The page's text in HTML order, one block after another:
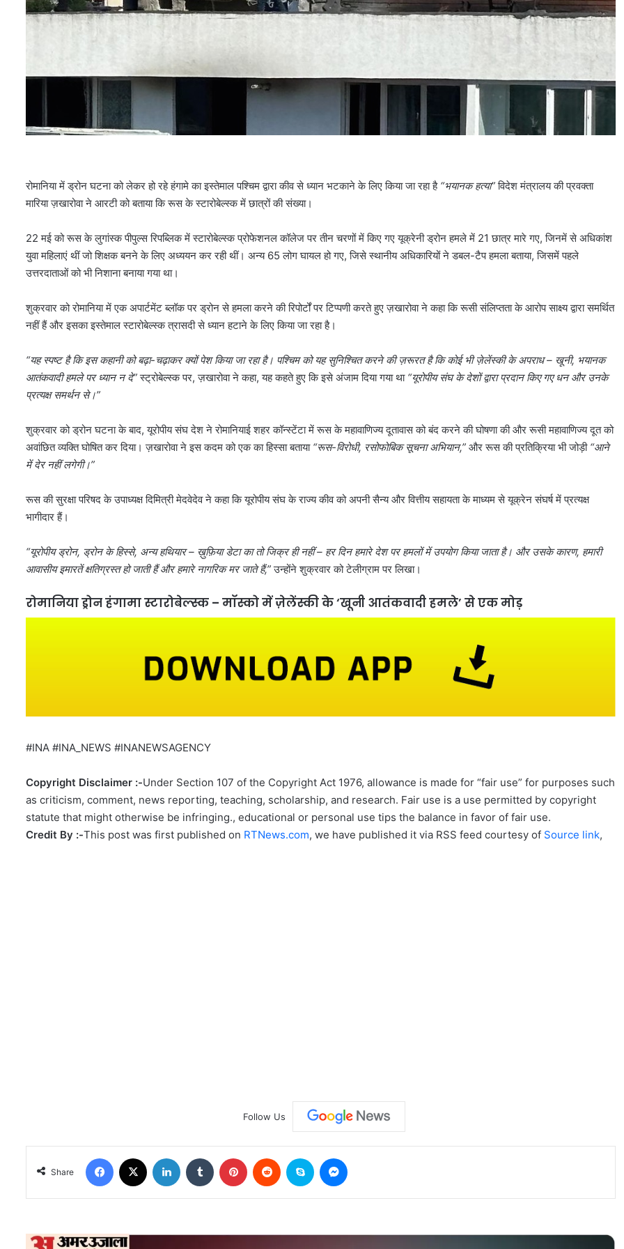
रोमानिया में ड्रोन घटना को लेकर हो रहे हंगामे का इस्तेमाल पश्चिम द्वारा कीव से ध्यान भटकाने के लिए किया जा रहा है “भयानक हत्या”विदेश मंत्रालय की प्रवक्ता
मारिया ज़खारोवा ने आरटी को बताया कि रूस के स्टारोबेल्स्क में छात्रों की संख्या।
22 मई को रूस के लुगांस्क पीपुल्स रिपब्लिक में स्टारोबेल्स्क प्रोफेशनल कॉलेज पर तीन चरणों में किए गए यूक्रेनी ड्रोन हमले में 21 छात्र मारे गए, जिनमें से अधिकांश
युवा महिलाएं थीं जो शिक्षक बनने के लिए अध्ययन कर रही थीं। अन्य 65 लोग घायल हो गए, जिसे स्थानीय अधिकारियों ने डबल-टैप हमला बताया, जिसमें पहले
उत्तरदाताओं को भी निशाना बनाया गया था।
शुक्रवार को रोमानिया में एक अपार्टमेंट ब्लॉक पर ड्रोन से हमला करने की रिपोर्टों पर टिप्पणी करते हुए ज़खारोवा ने कहा कि रूसी संलिप्तता के आरोप साक्ष्य द्वारा समर्थित
नहीं हैं और इसका इस्तेमाल स्टारोबेल्स्क त्रासदी से ध्यान हटाने के लिए किया जा रहा है।
“यह स्पष्ट है कि इस कहानी को बढ़ा-चढ़ाकर क्यों पेश किया जा रहा है। पश्चिम को यह सुनिश्चित करने की ज़रूरत है कि कोई भी ज़ेलेंस्की के अपराध – खूनी, भयानक
आतंकवादी हमले पर ध्यान न दे”स्ट्रोबेल्स्क पर, ज़खारोवा ने कहा, यह कहते हुए कि इसे अंजाम दिया गया था “यूरोपीय संघ के देशों द्वारा प्रदान किए गए धन और उनके
प्रत्यक्ष समर्थन से।”
शुक्रवार को ड्रोन घटना के बाद, यूरोपीय संघ देश ने रोमानियाई शहर कॉन्स्टेंटा में रूस के महावाणिज्य दूतावास को बंद करने की घोषणा की और रूसी महावाणिज्य दूत को
अवांछित व्यक्ति घोषित कर दिया। ज़खारोवा ने इस कदम को एक का हिस्सा बताया “रूस-विरोधी, रसोफोबिक सूचना अभियान,” और रूस की प्रतिक्रिया भी जोड़ी “आने
में देर नहीं लगेगी।”
रूस की सुरक्षा परिषद के उपाध्यक्ष दिमित्री मेदवेदेव ने कहा कि यूरोपीय संघ के राज्य कीव को अपनी सैन्य और वित्तीय सहायता के माध्यम से यूक्रेन संघर्ष में प्रत्यक्ष
भागीदार हैं।
“यूरोपीय ड्रोन, ड्रोन के हिस्से, अन्य हथियार – ख़ुफ़िया डेटा का तो जिक्र ही नहीं – हर दिन हमारे देश पर हमलों में उपयोग किया जाता है। और उसके कारण, हमारी
आवासीय इमारतें क्षतिग्रस्त हो जाती हैं और हमारे नागरिक मर जाते हैं,”उन्होंने शुक्रवार को टेलीग्राम पर लिखा।
रोमानिया ड्रोन हंगामा स्टारोबेल्स्क – मॉस्को में ज़ेलेंस्की के ‘खूनी आतंकवादी हमले’ से एक मोड़
#INA #INA_NEWS #INANEWSAGENCY
Copyright Disclaimer :-Under Section 107 of the Copyright Act 1976, allowance is made for “fair use” for purposes such
as criticism, comment, news reporting, teaching, scholarship, and research. Fair use is a use permitted by copyright
statute that might otherwise be infringing., educational or personal use tips the balance in favor of fair use.
Credit By :-This post was first published on RTNews.com, we have published it via RSS feed courtesy of Source link,
Follow Us
Share